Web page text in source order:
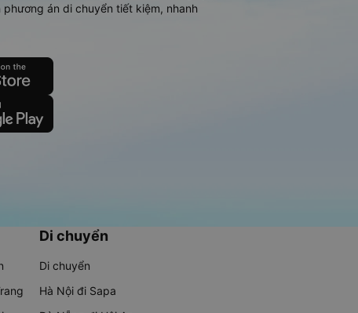
án di chuyển tiết kiệm, nhanh
Di chuyển
Di chuyển
Hà Nội đi Sapa